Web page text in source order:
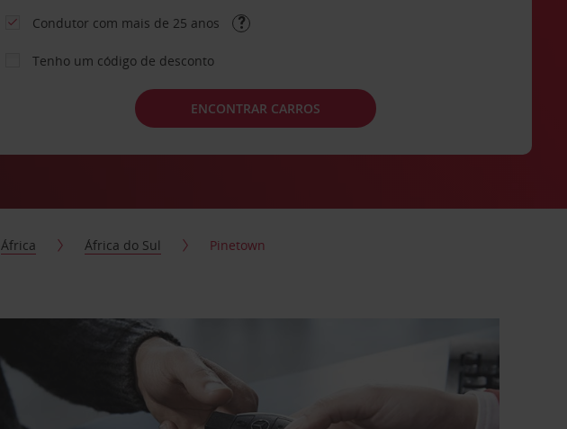
Condutor com mais de 25 anos
Tenho um código de desconto
ENCONTRAR CARROS
África África do Sul Pinetown